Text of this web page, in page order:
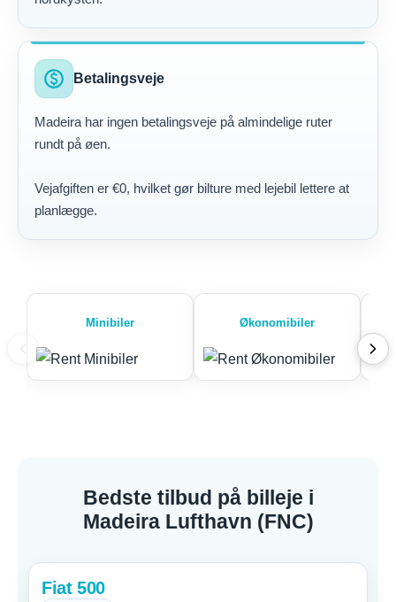
paid Betalingsveje
Madeira har ingen betalingsveje på almindelige ruter
rundt på øen.
Vejafgiften er €0, hvilket gør bilture med lejebil lettere at
planlægge.
Minibiler Økonomibiler
Bedste tilbud på billeje i
Madeira Lufthavn (FNC)
Fiat 500